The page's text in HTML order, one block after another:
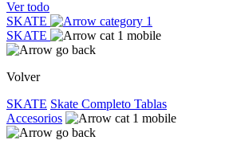
Ver todo
SKATE
SKATE
Volver
SKATE Skate Completo Tablas
Accesorios